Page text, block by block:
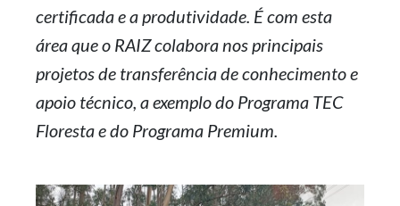
certificada e a produtividade. É com esta
área que o RAIZ colabora nos principais
projetos de transferência de conhecimento e
apoio técnico, a exemplo do Programa TEC
Floresta e do Programa Premium.